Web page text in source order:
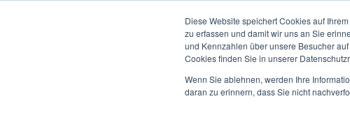
Diese Website speichert Cookies auf
zu erfassen und damit wir uns an Sie
und Kennzahlen über unsere Besucher
Cookies finden Sie in unserer
Wenn Sie ablehnen, werden Ihre
daran zu erinnern, dass Sie nicht
ENTWICKLUNG